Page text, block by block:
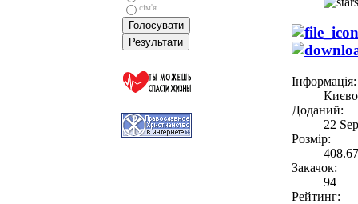
сім'я
Інформація:
Доданий:
22
Розмір:
Закачок:
94
Рейтинг: